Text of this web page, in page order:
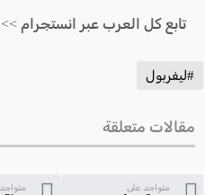
تابع كل العرب عبر انستجرام >>
#ليفربول
مقالات متعلقة
متواجد على